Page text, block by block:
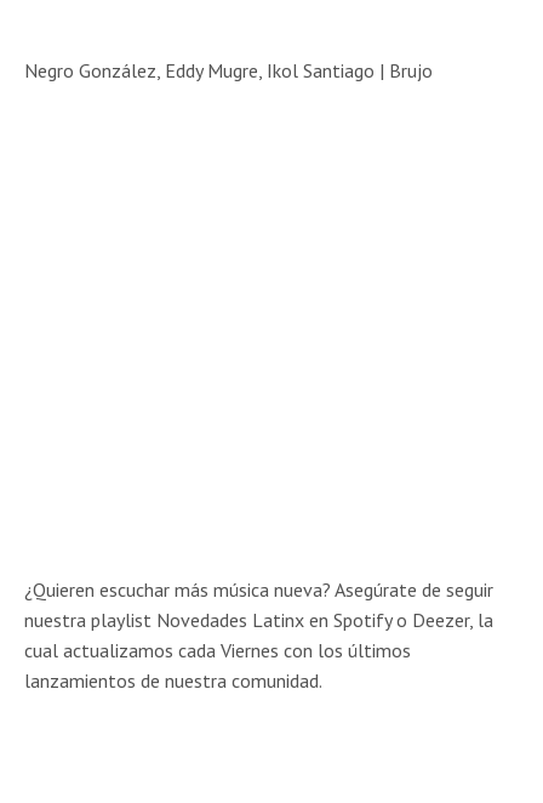
Negro González, Eddy Mugre, Ikol Santiago | Brujo
¿Quieren escuchar más música nueva? Asegúrate de seguir
nuestra playlist Novedades Latinx en Spotify o Deezer, la
cual actualizamos cada Viernes con los últimos
lanzamientos de nuestra comunidad.